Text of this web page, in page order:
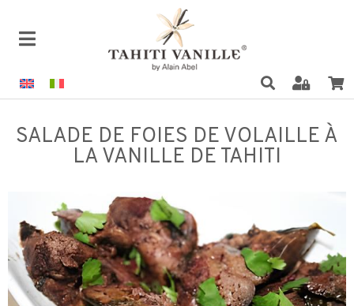
SALADE DE FOIES DE VOLAILLE À
LA VANILLE DE TAHITI